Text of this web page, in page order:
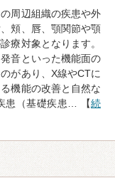
周辺組織の疾患や外
頬、唇、顎関節や顎
療対象となります。
音といった機能面の
があり、X線やCTに
機能の改善と自然な
患（基礎疾患… 【続